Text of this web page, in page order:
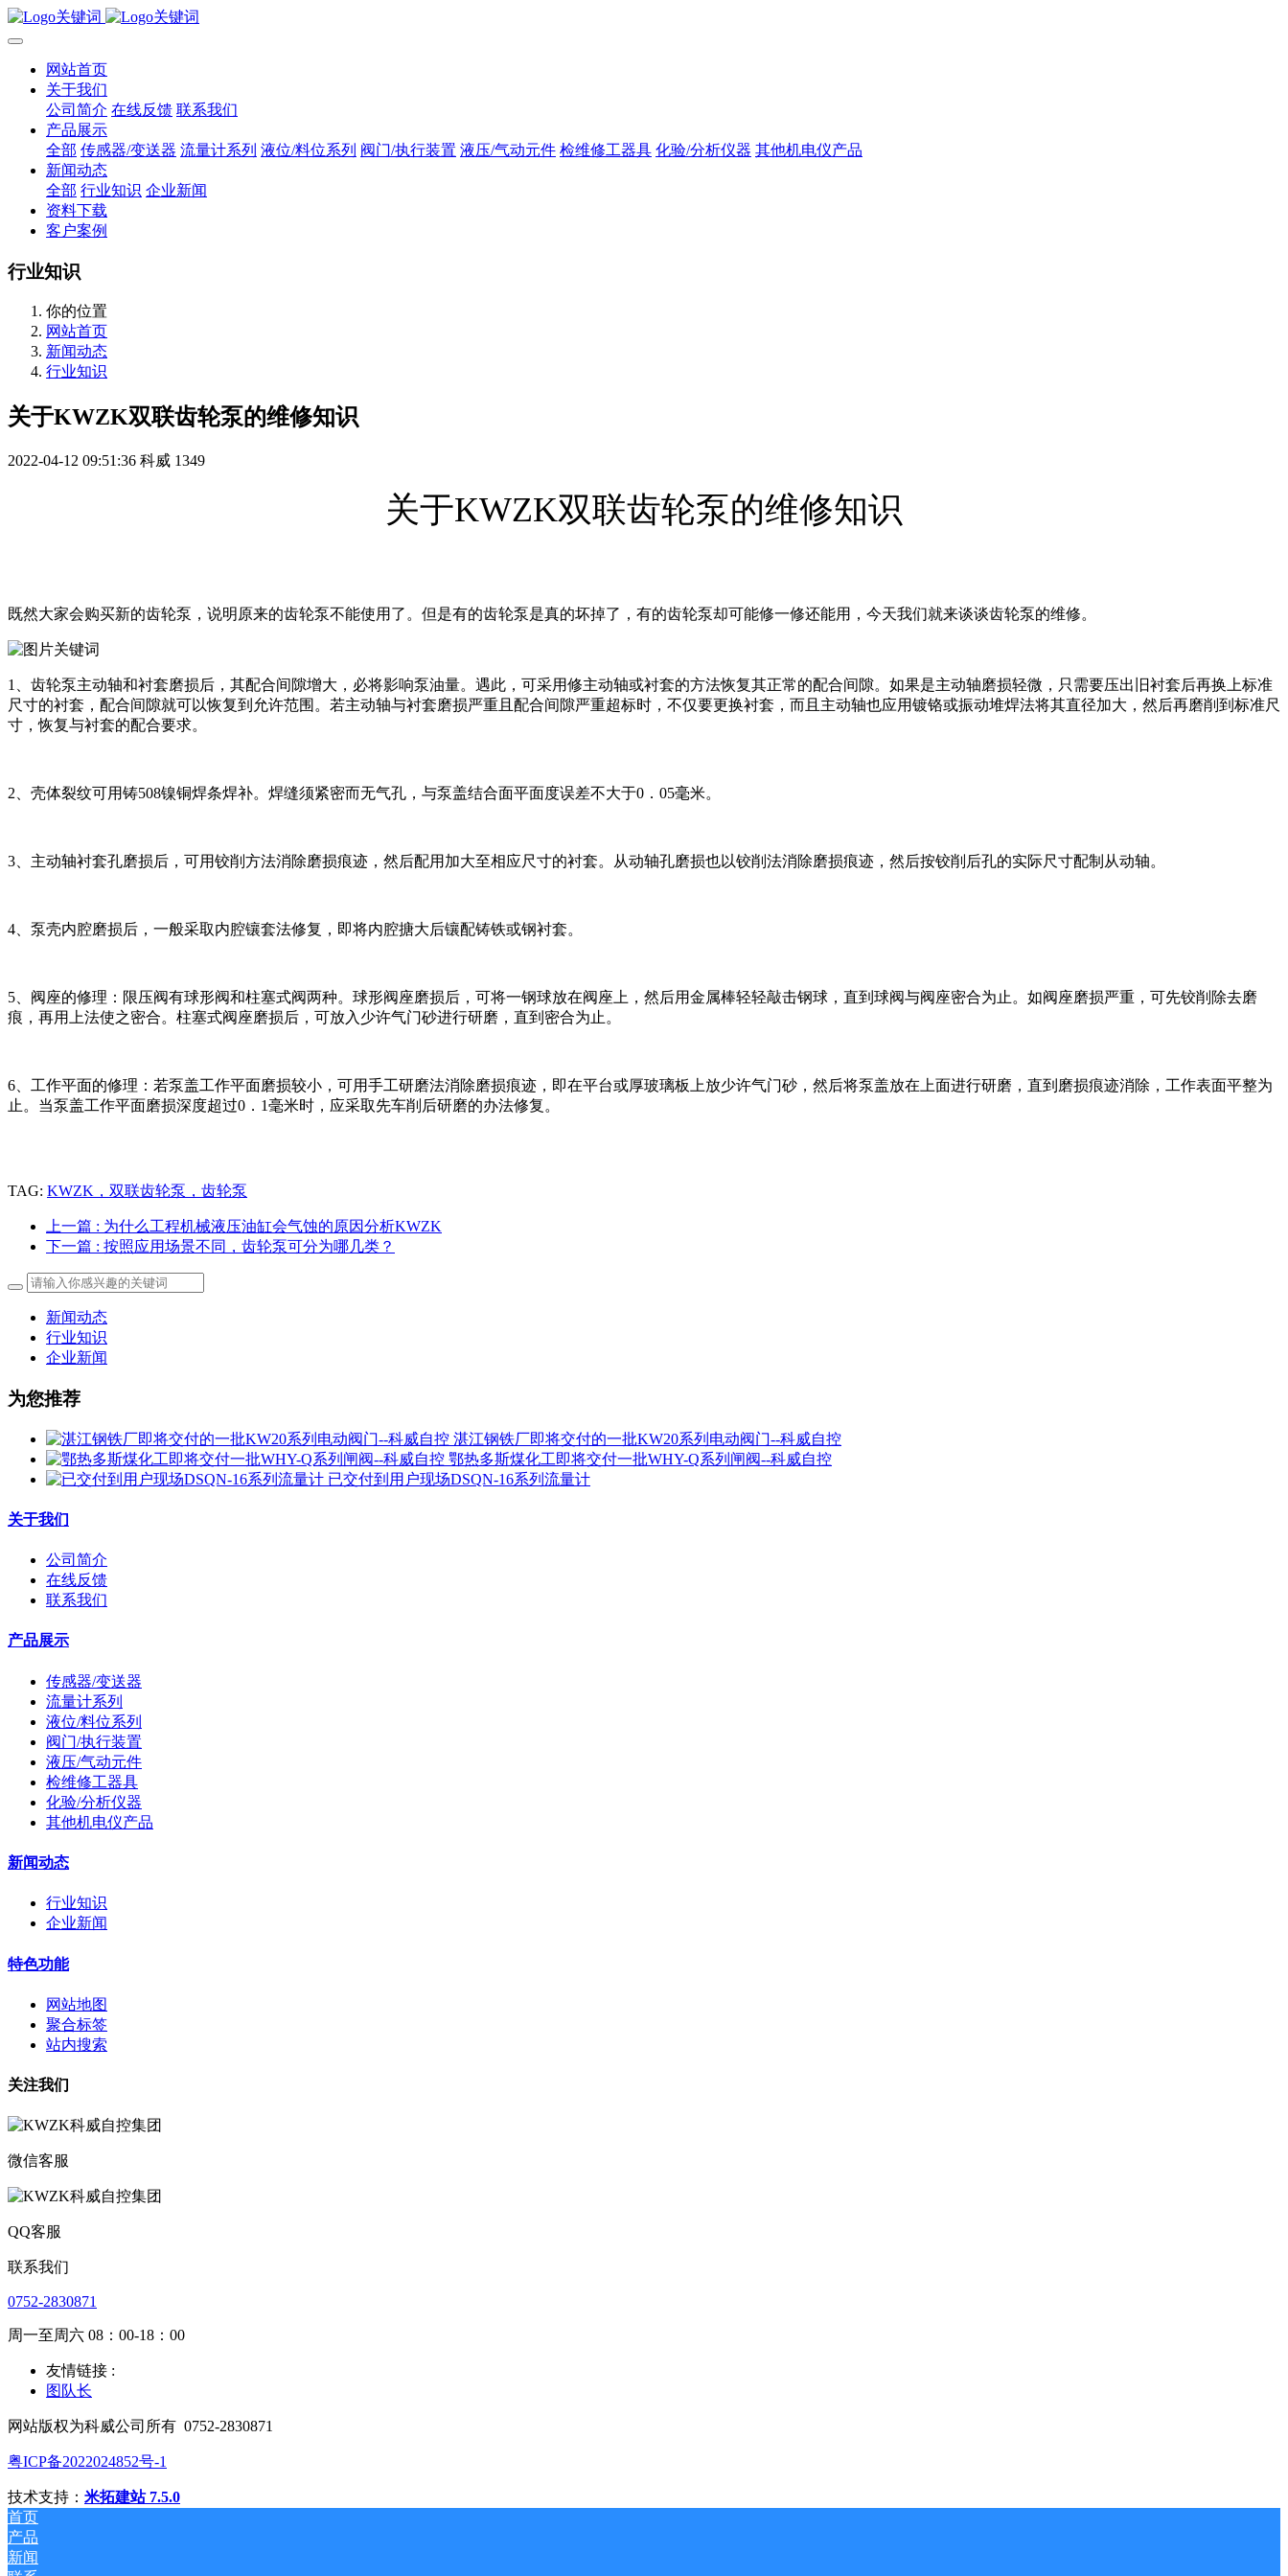
网站首页
关于我们
公司简介 在线反馈 联系我们
产品展示
全部 传感器/变送器 流量计系列 液位/料位系列 阀门/执行装置 液压/气动元件 检维修工器具 化验/分析仪器 其他机电仪产品
新闻动态
全部 行业知识 企业新闻
资料下载
客户案例
行业知识
你的位置
网站首页
新闻动态
行业知识
关于KWZK双联齿轮泵的维修知识
2022-04-12 09:51:36 科威 1349
关于KWZK双联齿轮泵的维修知识
既然大家会购买新的齿轮泵，说明原来的齿轮泵不能使用了。但是有的齿轮泵是真的坏掉了，有的齿轮泵却可能修一修还能用，今天我们就来谈谈齿轮泵的维修。
1、齿轮泵主动轴和衬套磨损后，其配合间隙增大，必将影响泵油量。遇此，可采用修主动轴或衬套的方法恢复其正常的配合间隙。如果是主动轴磨损轻微，只需要压出旧衬套后再换上标准
尺寸的衬套，配合间隙就可以恢复到允许范围。若主动轴与衬套磨损严重且配合间隙严重超标时，不仅要更换衬套，而且主动轴也应用镀铬或振动堆焊法将其直径加大，然后再磨削到标准尺
寸，恢复与衬套的配合要求。
2、壳体裂纹可用铸508镍铜焊条焊补。焊缝须紧密而无气孔，与泵盖结合面平面度误差不大于0．05毫米。
3、主动轴衬套孔磨损后，可用铰削方法消除磨损痕迹，然后配用加大至相应尺寸的衬套。从动轴孔磨损也以铰削法消除磨损痕迹，然后按铰削后孔的实际尺寸配制从动轴。
4、泵壳内腔磨损后，一般采取内腔镶套法修复，即将内腔搪大后镶配铸铁或钢衬套。
5、阀座的修理：限压阀有球形阀和柱塞式阀两种。球形阀座磨损后，可将一钢球放在阀座上，然后用金属棒轻轻敲击钢球，直到球阀与阀座密合为止。如阀座磨损严重，可先铰削除去磨
痕，再用上法使之密合。柱塞式阀座磨损后，可放入少许气门砂进行研磨，直到密合为止。
6、工作平面的修理：若泵盖工作平面磨损较小，可用手工研磨法消除磨损痕迹，即在平台或厚玻璃板上放少许气门砂，然后将泵盖放在上面进行研磨，直到磨损痕迹消除，工作表面平整为
止。当泵盖工作平面磨损深度超过0．1毫米时，应采取先车削后研磨的办法修复。
TAG: KWZK，双联齿轮泵，齿轮泵
上一篇 : 为什么工程机械液压油缸会气蚀的原因分析KWZK
下一篇 : 按照应用场景不同，齿轮泵可分为哪几类？
新闻动态
行业知识
企业新闻
为您推荐
湛江钢铁厂即将交付的一批KW20系列电动阀门--科威自控
鄂热多斯煤化工即将交付一批WHY-Q系列闸阀--科威自控
已交付到用户现场DSQN-16系列流量计
关于我们
公司简介
在线反馈
联系我们
产品展示
传感器/变送器
流量计系列
液位/料位系列
阀门/执行装置
液压/气动元件
检维修工器具
化验/分析仪器
其他机电仪产品
新闻动态
行业知识
企业新闻
特色功能
网站地图
聚合标签
站内搜索
关注我们
微信客服
QQ客服
联系我们
0752-2830871
周一至周六 08：00-18：00
友情链接 :
图队长
网站版权为科威公司所有 0752-2830871
粤ICP备2022024852号-1
技术支持： 米拓建站 7.5.0
首页
产品
新闻